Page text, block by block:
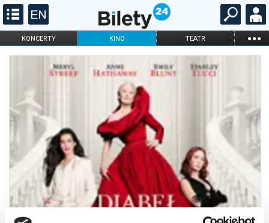
KONCERTY KINO TEATR ...
FILHARMONIA OPERA I BALET
DLA DZIECI
ONLINE KARNETY